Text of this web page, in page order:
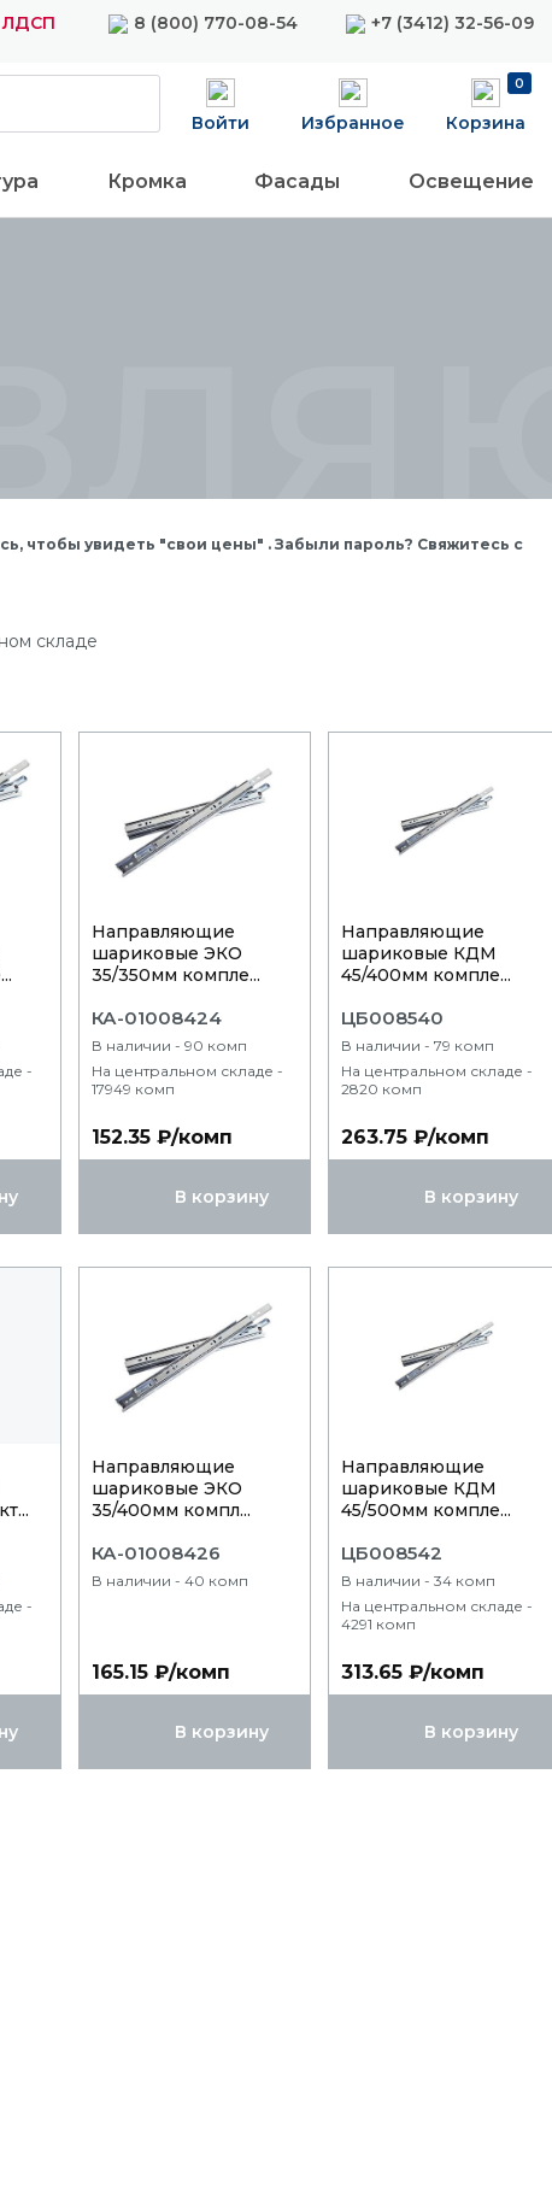
ЛДСП 8 (800) 770-08-54 +7 (3412) 32-56-09
Войти Избранное
0
Корзина
Кромка Фасады Освещение
чтобы увидеть "свои цены" . Забыли пароль? Свяжитесь с
складе
-
Направляющие
шариковые ЭКО
35/350мм компле...
КА-01008424
В наличии - 90 комп
На центральном складе -
17949 комп
152.35 ₽/комп
В корзину
Направляющие
шариковые КДМ
45/400мм компле...
ЦБ008540
В наличии - 79 комп
На центральном складе -
2820 комп
263.75 ₽/комп
В корзину
-
Направляющие
шариковые ЭКО
35/400мм компл...
КА-01008426
В наличии - 40 комп
165.15 ₽/комп
В корзину
Направляющие
шариковые КДМ
45/500мм компле...
ЦБ008542
В наличии - 34 комп
На центральном складе -
4291 комп
313.65 ₽/комп
В корзину